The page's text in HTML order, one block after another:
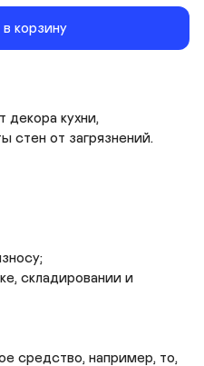
корзину
кухни,
стен от загрязнений.
складировании и
средство, например, то,